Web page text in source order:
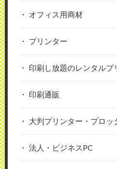
オフィス用商材
プリンター
印刷し放題のレンタルプ
印刷通販
大判プリンター・プロッ
法人・ビジネスPC